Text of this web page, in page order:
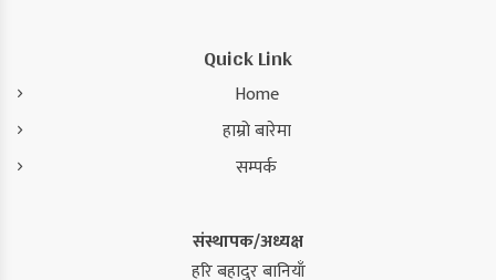
Quick Link
Home
हाम्रो बारेमा
सम्पर्क
संस्थापक/अध्यक्ष
हरि बहादुर बानियाँ